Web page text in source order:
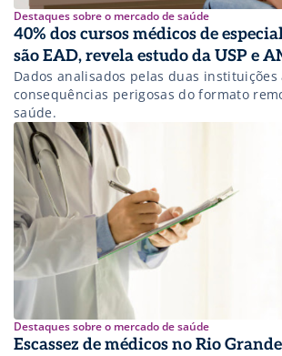
Destaques sobre o mercado de saúde
40% dos cursos médicos de
são EAD, revela estudo da USP e
Dados analisados pelas duas
consequências perigosas do formato
saúde.
Destaques sobre o mercado de saúde
Escassez de médicos no Rio